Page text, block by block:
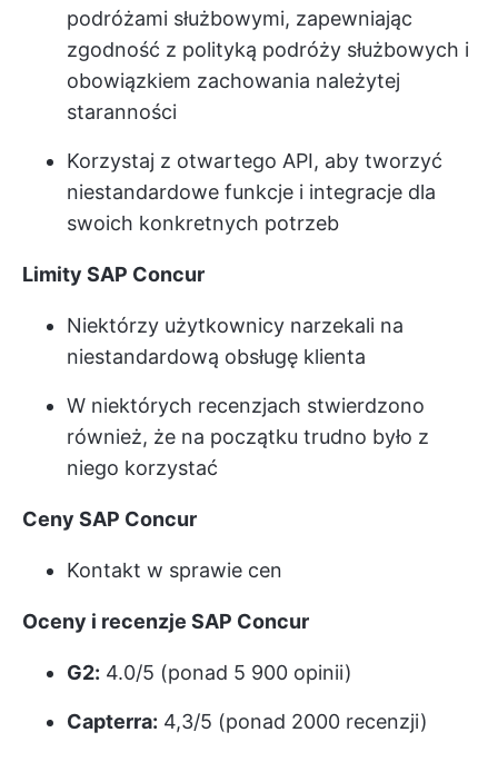
podróżami służbowymi, zapewniając
zgodność z polityką podróży służbowych i
obowiązkiem zachowania należytej
staranności
Korzystaj z otwartego API, aby tworzyć
niestandardowe funkcje i integracje dla
swoich konkretnych potrzeb
Limity SAP Concur
Niektórzy użytkownicy narzekali na
niestandardową obsługę klienta
W niektórych recenzjach stwierdzono
również, że na początku trudno było z
niego korzystać
Ceny SAP Concur
Kontakt w sprawie cen
Oceny i recenzje SAP Concur
G2: 4.0/5 (ponad 5 900 opinii)
Capterra: 4,3/5 (ponad 2000 recenzji)